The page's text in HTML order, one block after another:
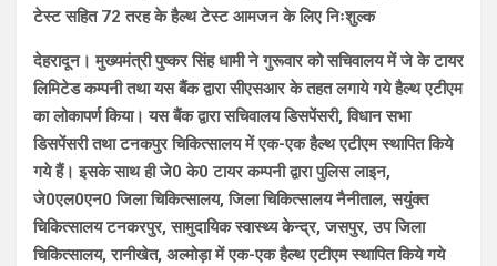
टेस्ट सहित 72 तरह के हैल्थ टेस्ट आमजन के लिए निःशुल्क
देहरादून। मुख्यमंत्री पुष्कर सिंह धामी ने गुरूवार को सचिवालय में जे के टायर
लिमिटेड कम्पनी तथा यस बैंक द्वारा सीएसआर के तहत लगाये गये हैल्थ एटीएम
का लोकापर्ण किया। यस बैंक द्वारा सचिवालय डिसपेंसरी, विधान सभा
डिसपेंसरी तथा टनकपुर चिकित्सालय में एक-एक हैल्थ एटीएम स्थापित किये
गये हैं। इसके साथ ही जे0 के0 टायर कम्पनी द्वारा पुलिस लाइन,
जे0एल0एन0 जिला चिकित्सालय, जिला चिकित्सालय नैनीताल, सयुंक्त
चिकित्सालय टनकरपुर, सामुदायिक स्वास्थ्य केन्द्र, जसपुर, उप जिला
चिकित्सालय, रानीखेत, अल्मोड़ा में एक-एक हैल्थ एटीएम स्थापित किये गये